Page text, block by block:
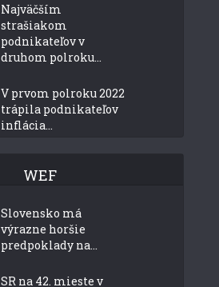
Najväčším
strašiakom
podnikateľov v
druhom polroku...
V prvom polroku 2022
trápila podnikateľov
inflácia...
WEF
Slovensko má
výrazne horšie
predpoklady na...
SR na 42. mieste v